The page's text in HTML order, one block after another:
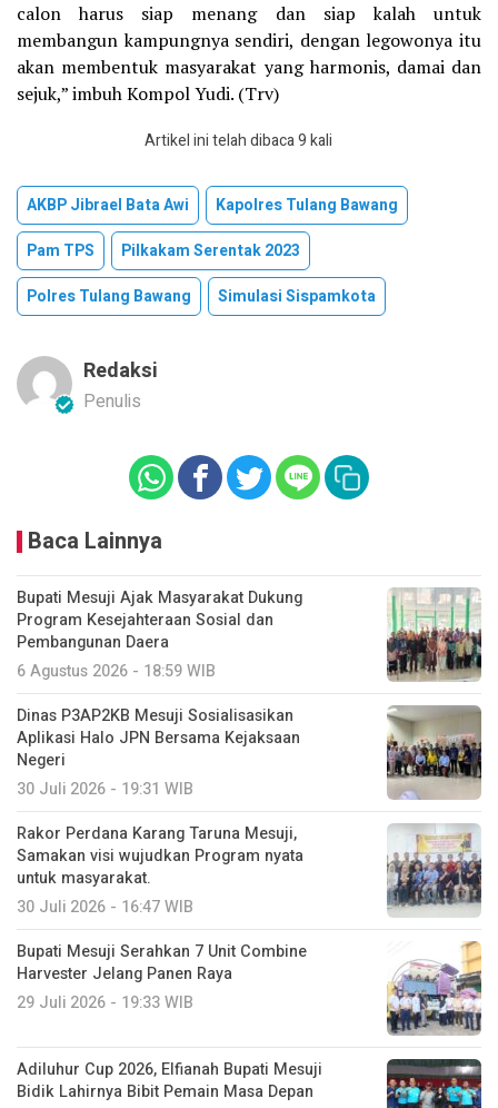
calon harus siap menang dan siap kalah untuk
membangun kampungnya sendiri, dengan legowonya itu
akan membentuk masyarakat yang harmonis, damai dan
sejuk,” imbuh Kompol Yudi. (Trv)
Artikel ini telah dibaca 9 kali
AKBP Jibrael Bata Awi
Kapolres Tulang Bawang
Pam TPS
Pilkakam Serentak 2023
Polres Tulang Bawang
Simulasi Sispamkota
Redaksi
Penulis
Baca Lainnya
Bupati Mesuji Ajak Masyarakat Dukung
Program Kesejahteraan Sosial dan
Pembangunan Daera
6 Agustus 2026 - 18:59 WIB
Dinas P3AP2KB Mesuji Sosialisasikan
Aplikasi Halo JPN Bersama Kejaksaan
Negeri
30 Juli 2026 - 19:31 WIB
Rakor Perdana Karang Taruna Mesuji,
Samakan visi wujudkan Program nyata
untuk masyarakat.
30 Juli 2026 - 16:47 WIB
Bupati Mesuji Serahkan 7 Unit Combine
Harvester Jelang Panen Raya
29 Juli 2026 - 19:33 WIB
Adiluhur Cup 2026, Elfianah Bupati Mesuji
Bidik Lahirnya Bibit Pemain Masa Depan